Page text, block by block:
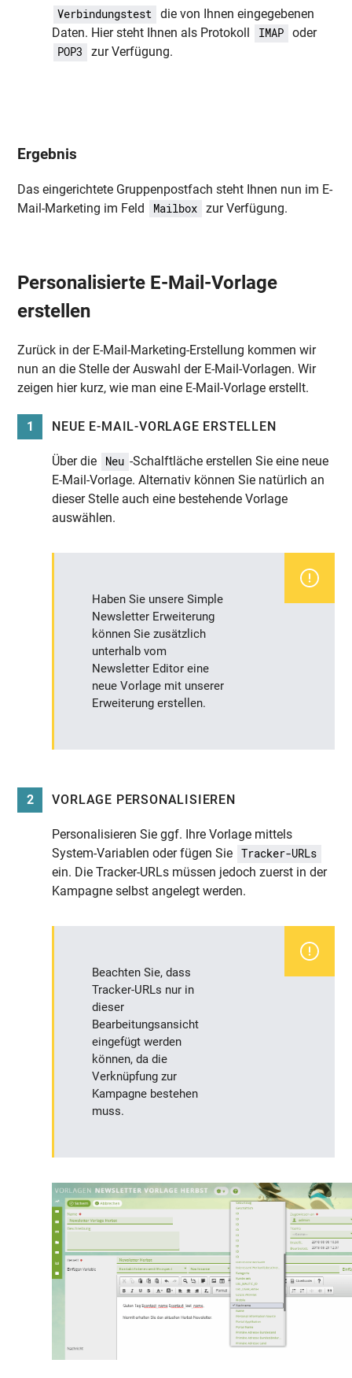
Verbindungstest
die von Ihnen eingegebenen
Daten. Hier steht Ihnen als Protokoll
IMAP oder
POP3 zur Verfügung.
Ergebnis
Das eingerichtete Gruppenpostfach steht Ihnen nun im E-
Mail-Marketing im Feld
Mailbox zur Verfügung.
Personalisierte E-Mail-Vorlage
erstellen
Zurück in der E-Mail-Marketing-Erstellung kommen wir
nun an die Stelle der Auswahl der E-Mail-Vorlagen. Wir
zeigen hier kurz, wie man eine E-Mail-Vorlage erstellt.
1 NEUE E-MAIL-VORLAGE ERSTELLEN
Über die Neu -Schalftläche erstellen Sie eine neue
E-Mail-Vorlage. Alternativ können Sie natürlich an
dieser Stelle auch eine bestehende Vorlage
auswählen.
Haben Sie unsere Simple
Newsletter Erweiterung
können Sie zusätzlich
unterhalb vom
Newsletter Editor eine
neue Vorlage mit unserer
Erweiterung erstellen.
2 VORLAGE PERSONALISIEREN
Personalisieren Sie ggf. Ihre Vorlage mittels
System-Variablen oder fügen Sie
Tracker-URLs
ein. Die Tracker-URLs müssen jedoch zuerst in der
Kampagne selbst angelegt werden.
Beachten Sie, dass
Tracker-URLs nur in
dieser
Bearbeitungsansicht
eingefügt werden
können, da die
Verknüpfung zur
Kampagne bestehen
muss.